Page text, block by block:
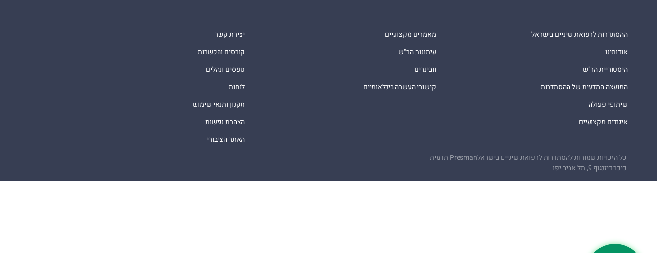
ההסתדרות לרפואת שיניים בישראל
אודותינו
היסטוריית הר"ש
המועצה המדעית של ההסתדרות
שיתופי פעולה
איגודים מקצועיים
מאמרים מקצועיים
עיתונות הר"ש
וובינרים
קישורי העשרה בינלאומיים
יצירת קשר
קורסים והכשרות
טפסים ונהלים
לוחות
תקנון ותנאי שימוש
הצהרת נגישות
האתר הציבורי
כל הזכויות שמורות להסתדרות לרפואת שיניים בישראל
כיכר דיזנגוף 9, תל אביב יפו
Presman תדמית